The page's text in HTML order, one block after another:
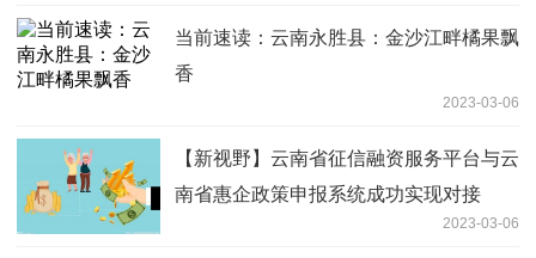
当前速读：云南永胜县：金沙江畔橘果飘
香
2023-03-06
【新视野】云南省征信融资服务平台与云
南省惠企政策申报系统成功实现对接
2023-03-06